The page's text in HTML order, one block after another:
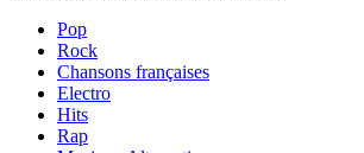
Pop
Rock
Chansons françaises
Electro
Hits
Rap